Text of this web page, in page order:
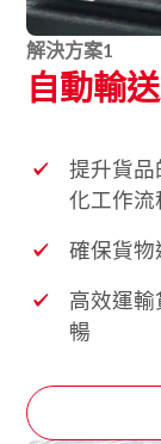
解決方案1
自動輸
提升貨
化工作流
確保貨物
高效運
暢